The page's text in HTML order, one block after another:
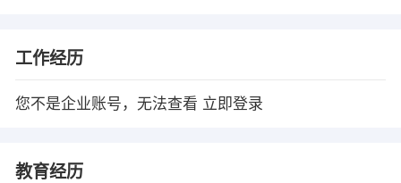
工作经历
您不是企业账号，无法查看 立即登录
教育经历